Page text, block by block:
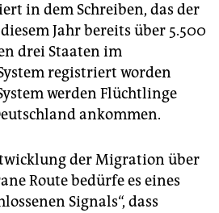
in dem Schreiben, das der
Jahr bereits über 5.500
drei Staaten im
registriert worden
werden Flüchtlinge
ankommen.
der Migration über
Route bedürfe es eines
Signals“, dass